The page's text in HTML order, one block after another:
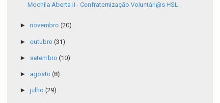
Mochila Aberta II - Confraternização Voluntári@s HSL
► novembro (20)
► outubro (31)
► setembro (10)
► agosto (8)
► julho (29)